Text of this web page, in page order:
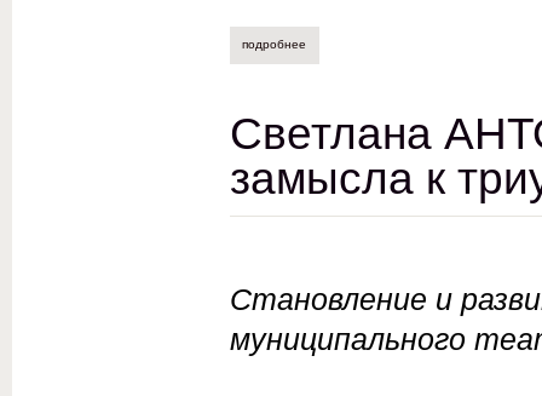
подробнее
Светлана
замысла к
Становление и
муниципального